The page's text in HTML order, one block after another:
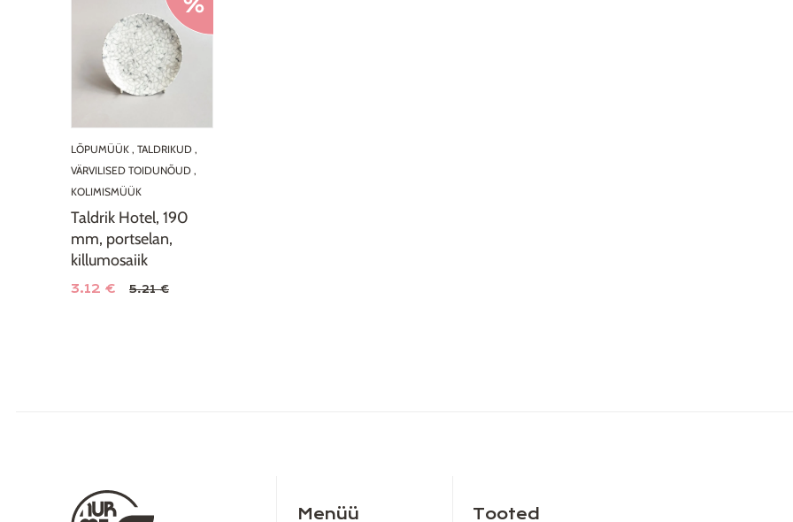
LÕPUMÜÜK , TALDRIKUD ,
VÄRVILISED TOIDUNÕUD ,
KOLIMISMÜÜK
Taldrik Hotel, 190
mm, portselan,
killumosaiik
3.12 € 5.21 €
Menüü Tooted